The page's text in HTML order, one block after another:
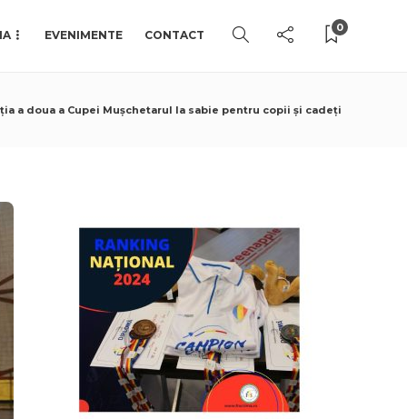
EVENIMENTE CONTACT
0
a doua a Cupei Mușchetarul la sabie pentru copii și cadeți